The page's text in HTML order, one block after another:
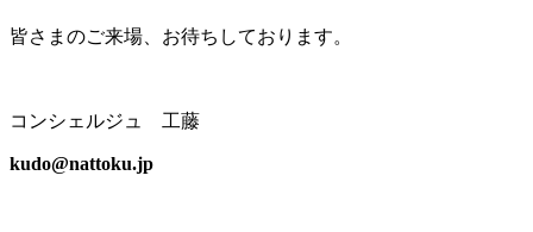
皆さまのご来場、お待ちしております。
コンシェルジュ 工藤
kudo@nattoku.jp